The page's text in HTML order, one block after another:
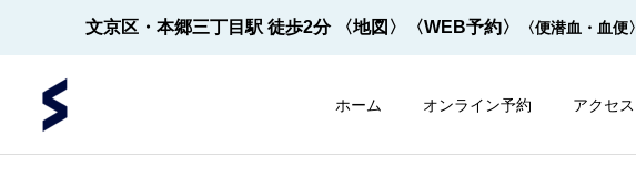
文京区・本郷三丁目駅 徒歩2分 〈地図〉 〈WEB予約〉 〈便潜血・血便〉
ホーム オンライン予約 アクセス